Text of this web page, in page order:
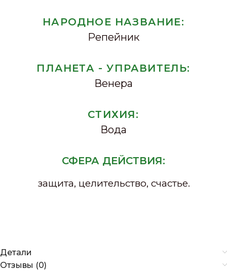
НАРОДНОЕ НАЗВАНИЕ:
Репейник
ПЛАНЕТА - УПРАВИТЕЛЬ:
Венера
СТИХИЯ:
Вода
СФЕРА ДЕЙСТВИЯ:
защита, целительство, счастье.
Детали
Отзывы (0)